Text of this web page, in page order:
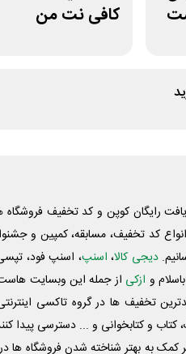
کافی نت من
رایگان کوپن و کد تخفیف فروشگاه
کد تخفیف، مسابقه، کمپین و
دیجی کالا، اسنپ، اسنپ فود،
و ازکی از جمله این وبسایت ‌هاست.
تخفیف ها در گروه تاکسی
و کتابخوانی و ... دسترسی پیدا
بر کمک به بهتر شناخته شدن فروشگاه